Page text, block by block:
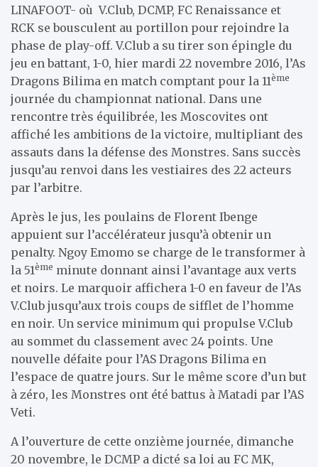
LINAFOOT- où V.Club, DCMP, FC Renaissance et
RCK se bousculent au portillon pour rejoindre la
phase de play-off. V.Club a su tirer son épingle du
jeu en battant, 1-0, hier mardi 22 novembre 2016, l’As
Dragons Bilima en match comptant pour la 11ème
journée du championnat national. Dans une
rencontre très équilibrée, les Moscovites ont
affiché les ambitions de la victoire, multipliant des
assauts dans la défense des Monstres. Sans succès
jusqu’au renvoi dans les vestiaires des 22 acteurs
par l’arbitre.
Après le jus, les poulains de Florent Ibenge
appuient sur l’accélérateur jusqu’à obtenir un
penalty. Ngoy Emomo se charge de le transformer à
la 51ème minute donnant ainsi l’avantage aux verts
et noirs. Le marquoir affichera 1-0 en faveur de l’As
V.Club jusqu’aux trois coups de sifflet de l’homme
en noir. Un service minimum qui propulse V.Club
au sommet du classement avec 24 points. Une
nouvelle défaite pour l’AS Dragons Bilima en
l’espace de quatre jours. Sur le même score d’un but
à zéro, les Monstres ont été battus à Matadi par l’AS
Veti.
A l’ouverture de cette onzième journée, dimanche
20 novembre, le DCMP a dicté sa loi au FC MK,